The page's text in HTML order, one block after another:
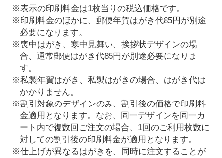
※表示の印刷料金は1枚当りの税込価格です。
※印刷料金のほかに、郵便年賀はがき代85円が別途
必要になります。
※喪中はがき、寒中見舞い、挨拶状デザインの場
合、通常郵便はがき代85円が別途必要になりま
す。
※私製年賀はがき、私製はがきの場合、はがき代は
かかりません。
※割引対象のデザインのみ、割引後の価格で印刷料
金適用となります。なお、同一デザインを同一カ
ート内で複数回ご注文の場合、1回のご利用枚数に
対しての割引後の印刷料金が適用となります。
※仕上げが異なるはがきを、同時に注文することが